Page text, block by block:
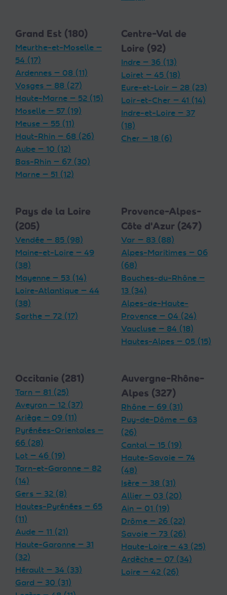
Grand Est (180)
Meurthe-et-Moselle —
54 (17)
Ardennes — 08 (11)
Vosges — 88 (27)
Haute-Marne — 52 (15)
Moselle — 57 (19)
Meuse — 55 (11)
Haut-Rhin — 68 (26)
Aube — 10 (12)
Bas-Rhin — 67 (30)
Marne — 51 (12)
Centre-Val de
Loire (92)
Indre — 36 (13)
Loiret — 45 (18)
Eure-et-Loir — 28 (23)
Loir-et-Cher — 41 (14)
Indre-et-Loire — 37
(18)
Cher — 18 (6)
Pays de la Loire
(205)
Vendée — 85 (98)
Maine-et-Loire — 49
(38)
Mayenne — 53 (14)
Loire-Atlantique — 44
(38)
Sarthe — 72 (17)
Provence-Alpes-
Côte d'Azur (247)
Var — 83 (88)
Alpes-Maritimes — 06
(68)
Bouches-du-Rhône —
13 (34)
Alpes-de-Haute-
Provence — 04 (24)
Vaucluse — 84 (18)
Hautes-Alpes — 05 (15)
Occitanie (281)
Tarn — 81 (25)
Aveyron — 12 (37)
Ariège — 09 (11)
Pyrénées-Orientales —
66 (28)
Lot — 46 (19)
Tarn-et-Garonne — 82
(14)
Gers — 32 (8)
Hautes-Pyrénées — 65
(11)
Aude — 11 (21)
Haute-Garonne — 31
(32)
Hérault — 34 (33)
Gard — 30 (31)
Auvergne-Rhône-
Alpes (327)
Rhône — 69 (31)
Puy-de-Dôme — 63
(26)
Cantal — 15 (19)
Haute-Savoie — 74
(48)
Isère — 38 (31)
Allier — 03 (20)
Ain — 01 (19)
Drôme — 26 (22)
Savoie — 73 (26)
Haute-Loire — 43 (25)
Ardèche — 07 (34)
Loire — 42 (26)